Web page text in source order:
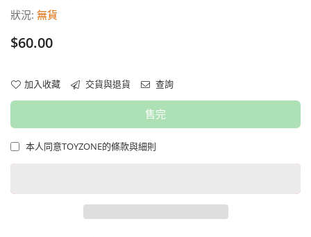
狀況: 無貨
價
$60.00
加入收藏 交貨與退貨 查詢
售完
本人同意TOYZONE的條款與細則